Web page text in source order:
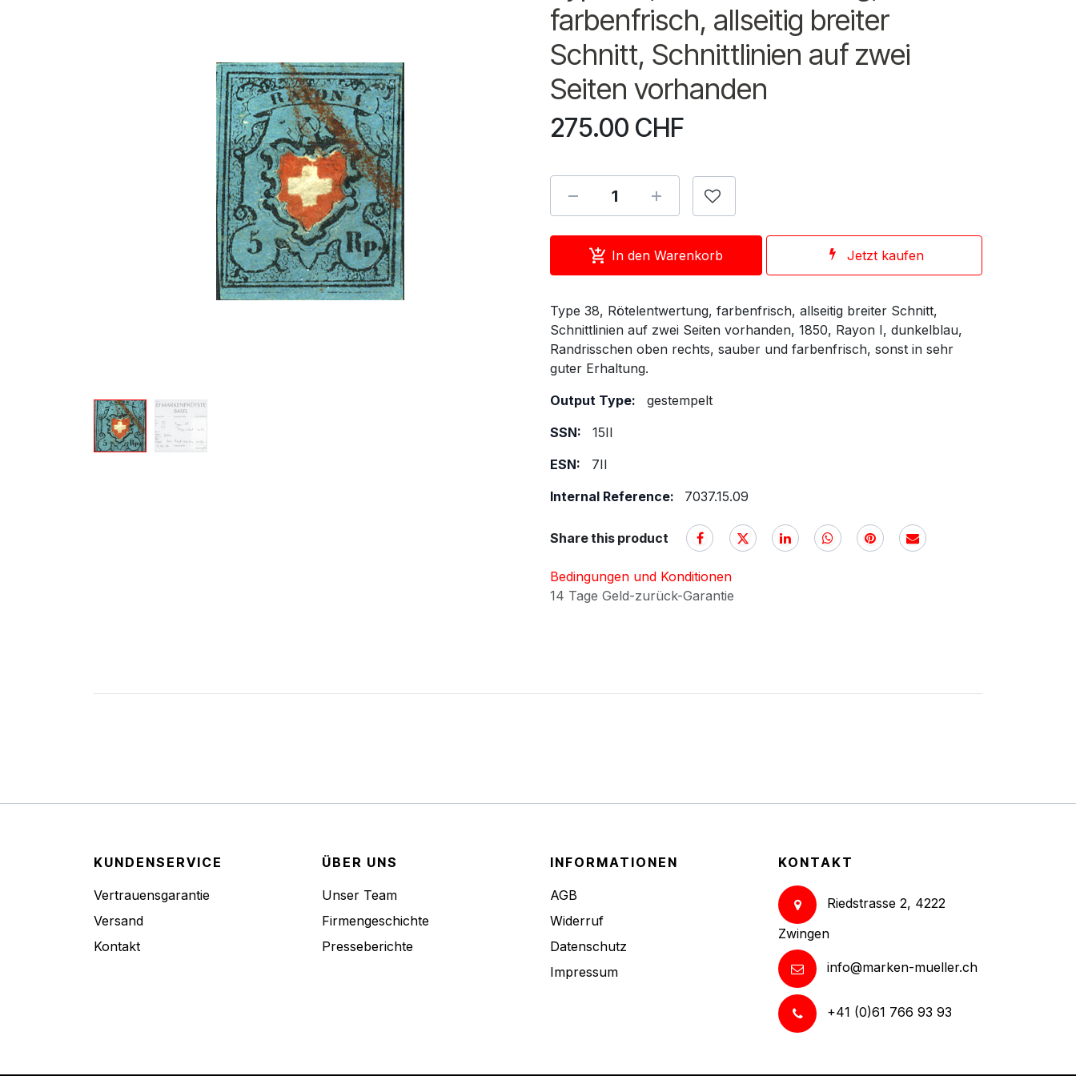
farbenfrisch, allseitig breiter
Schnitt, Schnittlinien auf zwei
Seiten vorhanden
275.00 CHF
In den Warenkorb Jetzt kaufen
Type 38, Rötelentwertung, farbenfrisch, allseitig breiter Schnitt,
Schnittlinien auf zwei Seiten vorhanden, 1850, Rayon I, dunkelblau,
Randrisschen oben rechts, sauber und farbenfrisch, sonst in sehr
guter Erhaltung.
Output Type:
gestempelt
SSN:
15II
ESN:
7II
Internal Reference:
7037.15.09
Share this product
Bedingungen und Konditionen
14 Tage Geld-zurück-Garantie
KUNDENSERVICE
Vertrauensgarantie
Versand
Kontakt
ÜBER UNS
Unser Team
Firmengeschichte
Presseberichte
INFORMATIONEN
AGB
Widerruf
Datenschutz
Impressum
KONTAKT
Riedstrasse 2, 4222
Zwingen
info@marken-mueller.ch
+41 (0)61 766 93 93